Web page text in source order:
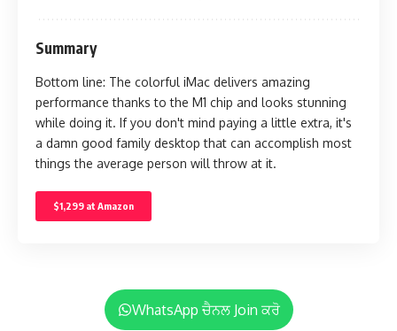
Summary
Bottom line: The colorful iMac delivers amazing
performance thanks to the M1 chip and looks stunning
while doing it. If you don't mind paying a little extra, it's
a damn good family desktop that can accomplish most
things the average person will throw at it.
$1,299 at Amazon
WhatsApp ਚੈਨਲ Join ਕਰੋ